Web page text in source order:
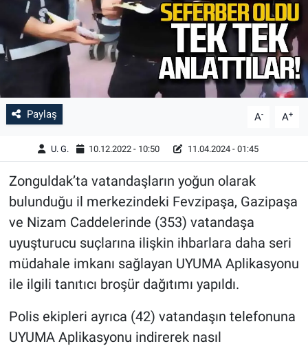
Paylaş A- A+
U. G. 10.12.2022 - 10:50 11.04.2024 - 01:45
Zonguldak’ta vatandaşların yoğun olarak
bulunduğu il merkezindeki Fevzipaşa, Gazipaşa
ve Nizam Caddelerinde (353) vatandaşa
uyuşturucu suçlarına ilişkin ihbarlara daha seri
müdahale imkanı sağlayan UYUMA Aplikasyonu
ile ilgili tanıtıcı broşür dağıtımı yapıldı.
Polis ekipleri ayrıca (42) vatandaşın telefonuna
UYUMA Aplikasyonu indirerek nasıl